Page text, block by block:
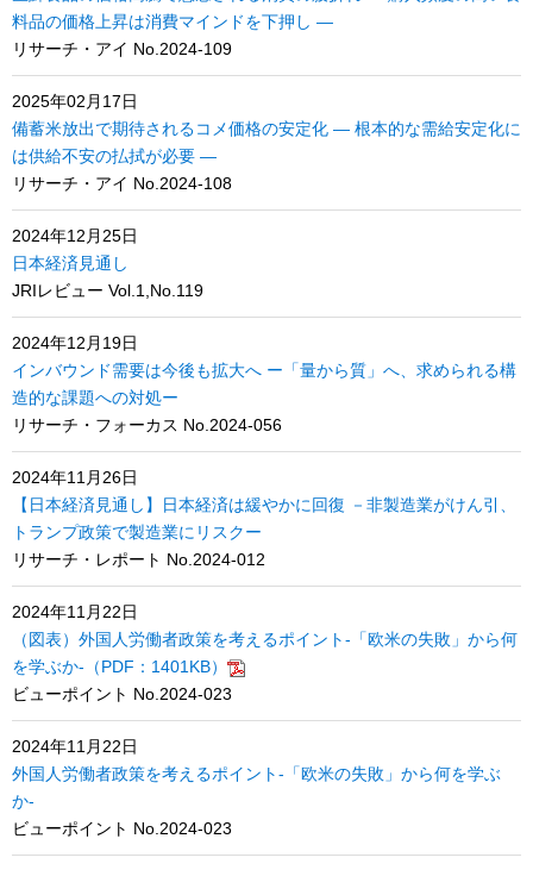
料品の価格上昇は消費マインドを下押し ―
リサーチ・アイ No.2024-109
2025年02月17日
備蓄米放出で期待されるコメ価格の安定化 ― 根本的な需給安定化に
は供給不安の払拭が必要 ―
リサーチ・アイ No.2024-108
2024年12月25日
日本経済見通し
JRIレビュー Vol.1,No.119
2024年12月19日
インバウンド需要は今後も拡大へ ー「量から質」へ、求められる構
造的な課題への対処ー
リサーチ・フォーカス No.2024-056
2024年11月26日
【日本経済見通し】日本経済は緩やかに回復 －非製造業がけん引、
トランプ政策で製造業にリスクー
リサーチ・レポート No.2024-012
2024年11月22日
（図表）外国人労働者政策を考えるポイント-「欧米の失敗」から何
を学ぶか-（PDF：1401KB）
ビューポイント No.2024-023
2024年11月22日
外国人労働者政策を考えるポイント-「欧米の失敗」から何を学ぶ
か-
ビューポイント No.2024-023